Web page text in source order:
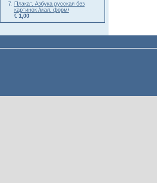
Плакат. Азбука русская без
картинок /мал. форм/
€ 1,00